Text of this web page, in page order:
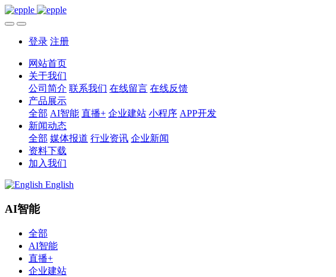
登录 注册
网站首页
关于我们
公司简介 联系我们 在线留言 在线反馈
产品展示
全部 AI智能 直播+ 企业建站 小程序 APP开发
新闻动态
全部 媒体报道 行业资讯 企业新闻
资料下载
加入我们
English
AI智能
全部
AI智能
直播+
企业建站